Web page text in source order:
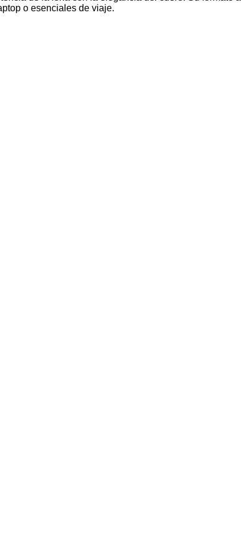
o esenciales de viaje.